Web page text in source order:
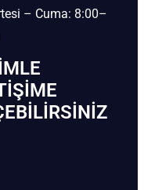
– Cuma: 8:00–